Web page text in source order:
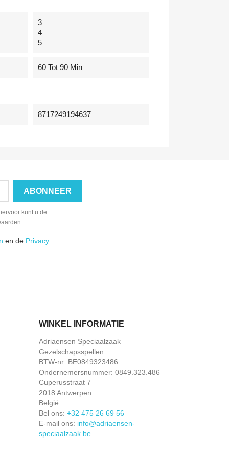
3
4
5
60 Tot 90 Min
8717249194637
kunt u de
en de Privacy
WINKEL INFORMATIE
Adriaensen Speciaalzaak
Gezelschapsspellen
BTW-nr: BE0849323486
Ondernemersnummer: 0849.323.486
Cuperusstraat 7
2018 Antwerpen
België
Bel ons: +32 475 26 69 56
E-mail ons: info@adriaensen-
speciaalzaak.be